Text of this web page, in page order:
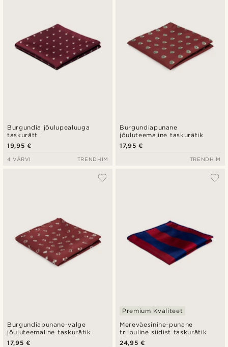
Burgundia jõulupealuuga
taskurätt
19,95 €
4 VÄRVI TRENDHIM
Burgundiapunane
jõuluteemaline taskurätik
17,95 €
TRENDHIM
Burgundiapunane-valge
jõuluteemaline taskurätik
17,95 €
Mereväesinine-punane
triibuline siidist taskurätik
Premium Kvaliteet
24,95 €